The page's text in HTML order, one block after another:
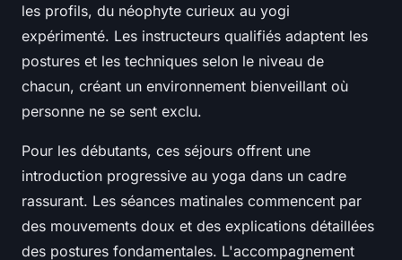
les profils, du néophyte curieux au yogi
expérimenté. Les instructeurs qualifiés adaptent les
postures et les techniques selon le niveau de
chacun, créant un environnement bienveillant où
personne ne se sent exclu.
Pour les débutants, ces séjours offrent une
introduction progressive au yoga dans un cadre
rassurant. Les séances matinales commencent par
des mouvements doux et des explications détaillées
des postures fondamentales. L'accompagnement